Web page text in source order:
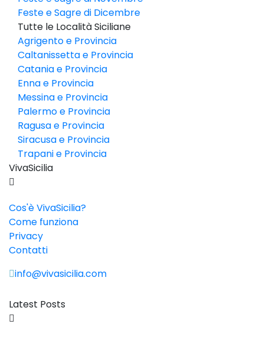
Feste e Sagre di Dicembre
Tutte le Località Siciliane
Agrigento e Provincia
Caltanissetta e Provincia
Catania e Provincia
Enna e Provincia
Messina e Provincia
Palermo e Provincia
Ragusa e Provincia
Siracusa e Provincia
Trapani e Provincia
VivaSicilia
Cos'è VivaSicilia?
Come funziona
Privacy
Contatti
info@vivasicilia.com
Latest Posts